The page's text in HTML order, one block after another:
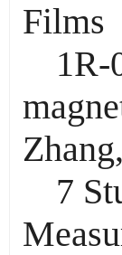
1R-
7